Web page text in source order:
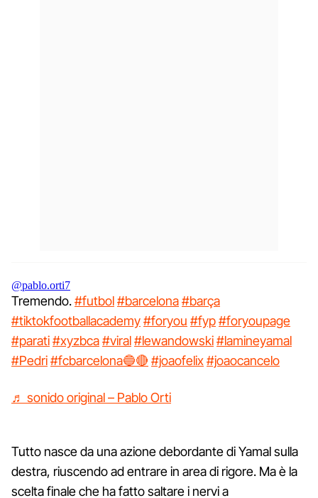
@pablo.orti7
Tremendo.#futbol#barcelona#barça
#tiktokfootballacademy#foryou #fyp#foryoupage
#parati#xyzbca#viral#lewandowski#lamineyamal
#Pedri#fcbarcelona🔵🔴 #joaofelix#joaocancelo
♬ sonido original – Pablo Orti
Tutto nasce da una azione debordante di Yamal sulla
destra, riuscendo ad entrare in area di rigore. Ma è la
scelta finale che ha fatto saltare i nervi a